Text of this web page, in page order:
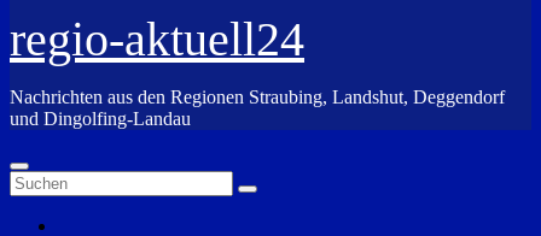
regio-aktuell24
Nachrichten aus den Regionen Straubing, Landshut, Deggendorf
und Dingolfing-Landau